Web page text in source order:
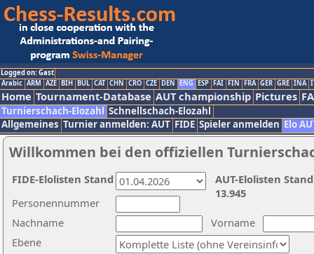
Logged on: Gast
Arabic ARM AZE BIH BUL CAT CHN CRO CZE DEN ENG ESP FAI FIN FRA GER GRE INA
Home Tournament-Database AUT championship Pictures
Turnierschach-Elozahl Schnellschach-Elozahl
Allgemeines Turnier anmelden: AUT FIDE Spieler anmelden Elo
Willkommen bei den offiziellen
Nachname
Vorname
Ebene
Personennummer
AUT-Elolisten
13.945
FIDE-Elolisten Stand